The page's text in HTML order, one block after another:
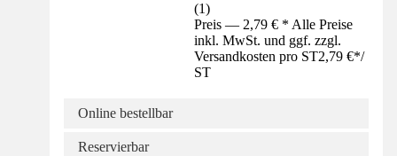
(1)
Preis — 2,79 € * Alle Preise
inkl. MwSt. und ggf. zzgl.
Versandkosten pro ST2,79 €*/
ST
Online bestellbar
Reservierbar